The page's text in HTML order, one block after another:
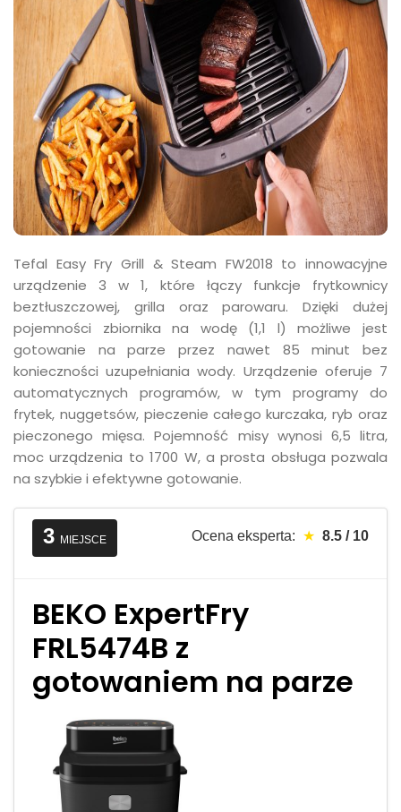
Tefal Easy Fry Grill & Steam FW2018 to innowacyjne
urządzenie 3 w 1, które łączy funkcje frytkownicy
beztłuszczowej, grilla oraz parowaru. Dzięki dużej
pojemności zbiornika na wodę (1,1 l) możliwe jest
gotowanie na parze przez nawet 85 minut bez
konieczności uzupełniania wody. Urządzenie oferuje 7
automatycznych programów, w tym programy do
frytek, nuggetsów, pieczenie całego kurczaka, ryb oraz
pieczonego mięsa. Pojemność misy wynosi 6,5 litra,
moc urządzenia to 1700 W, a prosta obsługa pozwala
na szybkie i efektywne gotowanie.
3 MIEJSCE Ocena eksperta: ★ 8.5 / 10
BEKO ExpertFry
FRL5474B z
gotowaniem na parze